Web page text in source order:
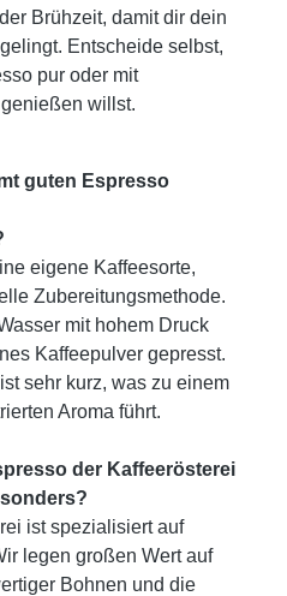
Brühzeit, damit dir dein
Entscheide selbst,
pur oder mit
willst.
guten Espresso
eigene Kaffeesorte,
Zubereitungsmethode.
mit hohem Druck
Kaffeepulver gepresst.
sehr kurz, was zu einem
Aroma führt.
der Kaffeerösterei
ist spezialisiert auf
legen großen Wert auf
Bohnen und die